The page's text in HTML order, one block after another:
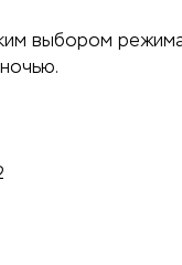
выбором